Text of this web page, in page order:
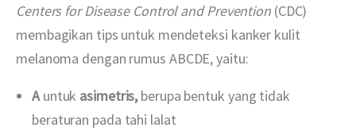
Centers for Disease Control and Prevention (CDC)
membagikan tips untuk mendeteksi kanker kulit
melanoma dengan rumus ABCDE, yaitu:
Auntuk asimetris,berupa bentuk yang tidak
beraturan pada tahi lalat